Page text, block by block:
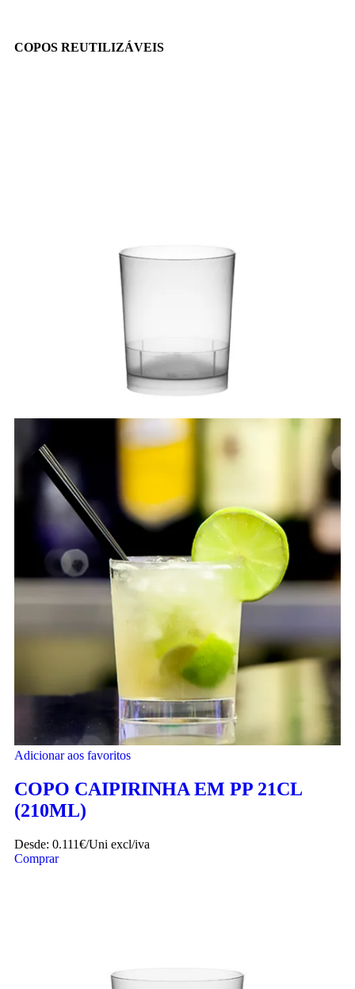
COPOS REUTILIZÁVEIS
Adicionar aos favoritos
COPO CAIPIRINHA EM PP 21CL
(210ML)
Desde: 0.111€/Uni excl/iva
Comprar